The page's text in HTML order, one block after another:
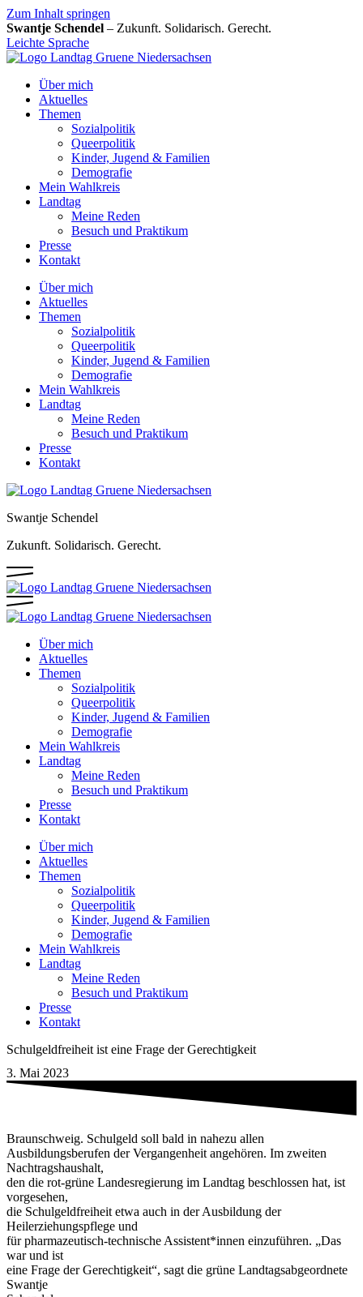
Zum Inhalt springen
Swantje Schendel – Zukunft. Solidarisch. Gerecht.
Leichte Sprache
Über mich
Aktuelles
Themen
Sozialpolitik
Queerpolitik
Kinder, Jugend & Familien
Demografie
Mein Wahlkreis
Landtag
Meine Reden
Besuch und Praktikum
Presse
Kontakt
Über mich
Aktuelles
Themen
Sozialpolitik
Queerpolitik
Kinder, Jugend & Familien
Demografie
Mein Wahlkreis
Landtag
Meine Reden
Besuch und Praktikum
Presse
Kontakt
Swantje Schendel
Zukunft. Solidarisch. Gerecht.
Über mich
Aktuelles
Themen
Sozialpolitik
Queerpolitik
Kinder, Jugend & Familien
Demografie
Mein Wahlkreis
Landtag
Meine Reden
Besuch und Praktikum
Presse
Kontakt
Über mich
Aktuelles
Themen
Sozialpolitik
Queerpolitik
Kinder, Jugend & Familien
Demografie
Mein Wahlkreis
Landtag
Meine Reden
Besuch und Praktikum
Presse
Kontakt
Schulgeldfreiheit ist eine Frage der Gerechtigkeit
3. Mai 2023
Braunschweig. Schulgeld soll bald in nahezu allen
Ausbildungsberufen der Vergangenheit angehören. Im zweiten
Nachtragshaushalt,
den die rot-grüne Landesregierung im Landtag beschlossen hat, ist
vorgesehen,
die Schulgeldfreiheit etwa auch in der Ausbildung der
Heilerziehungspflege und
für pharmazeutisch-technische Assistent*innen einzuführen. „Das
war und ist
eine Frage der Gerechtigkeit“, sagt die grüne Landtagsabgeordnete
Swantje